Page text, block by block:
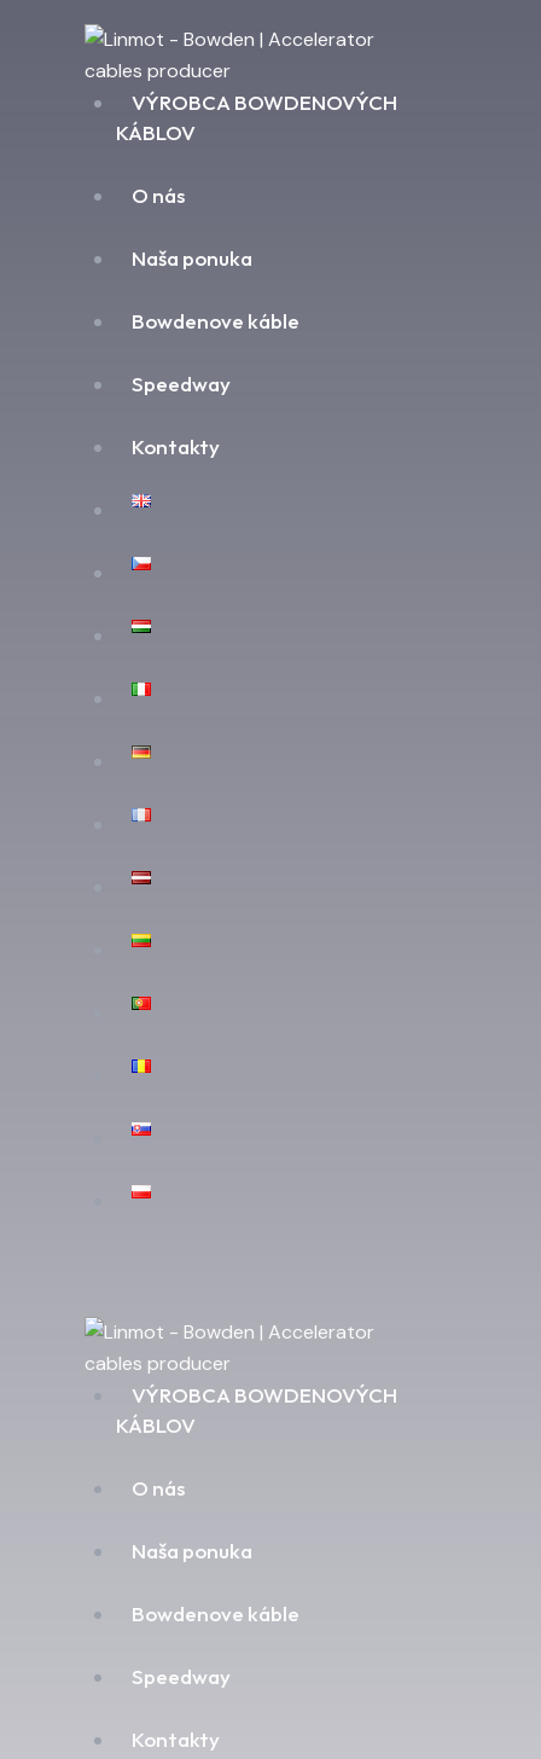
VÝROBCA BOWDENOVÝCH
KÁBLOV
O nás
Naša ponuka
Bowdenove káble
Speedway
Kontakty
VÝROBCA BOWDENOVÝCH
KÁBLOV
O nás
Naša ponuka
Bowdenove káble
Speedway
Kontakty